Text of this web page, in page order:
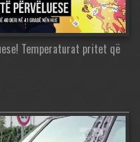
Temperaturat pritet që